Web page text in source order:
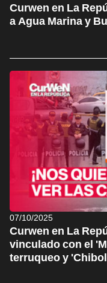
Curwen en La
a Agua Marina y
07/10/2025
Curwen en La
vinculado con el
terruqueo y